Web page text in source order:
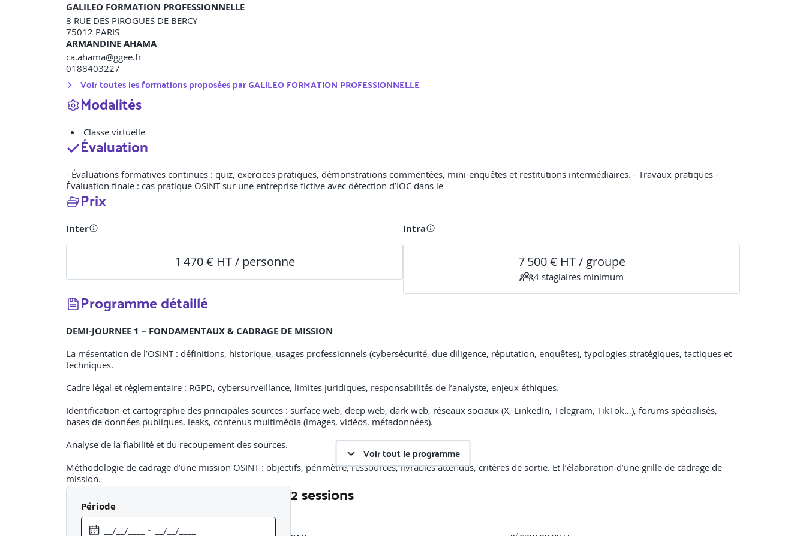
GALILEO FORMATION PROFESSIONNELLE
8 RUE DES PIROGUES DE BERCY
75012 PARIS
ARMANDINE AHAMA
ca.ahama@ggee.fr
0188403227
Voir toutes les formations proposées parGALILEO FORMATION PROFESSIONNELLE
Modalités
Classe virtuelle
Évaluation
- Évaluations formatives continues : quiz, exercices pratiques, démonstrations commentées, mini-enquêtes et restitutions intermédiaires. - Travaux pratiques -
Évaluation finale : cas pratique OSINT sur une entreprise fictive avec détection d’IOC dans le
Prix
Inter
1 470 € HT / personne
Intra
7 500 € HT / groupe
4 stagiaires minimum
Programme détaillé
DEMI-JOURNEE 1 – FONDAMENTAUX & CADRAGE DE MISSION
La rrésentation de l’OSINT : définitions, historique, usages professionnels (cybersécurité, due diligence, réputation, enquêtes), typologies stratégiques, tactiques et
techniques.
Cadre légal et réglementaire : RGPD, cybersurveillance, limites juridiques, responsabilités de l’analyste, enjeux éthiques.
Identification et cartographie des principales sources : surface web, deep web, dark web, réseaux sociaux (X, LinkedIn, Telegram, TikTok…), forums spécialisés,
bases de données publiques, leaks, contenus multimédia (images, vidéos, métadonnées).
Analyse de la fiabilité et du recoupement des sources.
Méthodologie de cadrage d’une mission OSINT : objectifs, périmètre, ressources, livrables attendus, critères de sortie. Et l’élaboration d’une grille de cadrage de
mission.
DEMI-JOURNEE 2 – COLLECTE MANUELLE AVANCEE
Les méthodes de recherche avancée sur moteurs : opérateurs Google Dorks (site:, filetype:, inurl:, intitle:, cache:) et leurs combinaisons.
Voir tout le programme
Période 2 sessions